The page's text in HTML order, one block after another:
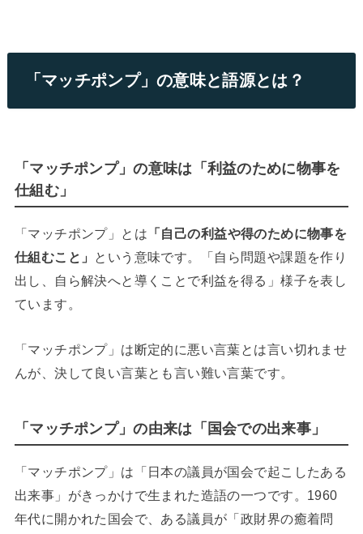
「マッチポンプ」の意味と語源とは？
「マッチポンプ」の意味は「利益のために物事を
仕組む」
「マッチポンプ」とは 「自己の利益や得のために物事を
仕組むこと」 という意味です。「自ら問題や課題を作り
出し、自ら解決へと導くことで利益を得る」様子を表し
ています。
「マッチポンプ」は断定的に悪い言葉とは言い切れませ
んが、決して良い言葉とも言い難い言葉です。
「マッチポンプ」の由来は「国会での出来事」
「マッチポンプ」は「日本の議員が国会で起こしたある
出来事」がきっかけで生まれた造語の一つです。 1960
年代に開かれた国会で、ある議員が「政財界の癒着問